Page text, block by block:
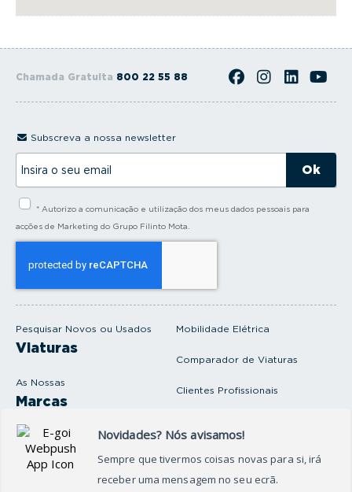
Chamada Gratuita 800 22 55 88
Pesquisar Novos ou Usados
Viaturas
As Nossas
Marcas
Produtos e serviços
Oficina
Mobilidade Elétrica
Comparador de Viaturas
Clientes Profissionais
Seguros Protector
Subscreva a nossa newsletter
s
l
* Autorizo a comunicação e utilização dos meus dados pessoais para
acções de Marketing do Grupo Filinto Mota.